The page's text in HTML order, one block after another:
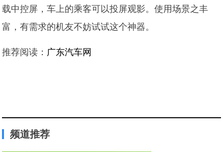
载中控屏，车上的乘客可以投屏观影。使用场景之丰
富，有需求的机友不妨试试这个神器。
推荐阅读： 广东汽车网
频道推荐